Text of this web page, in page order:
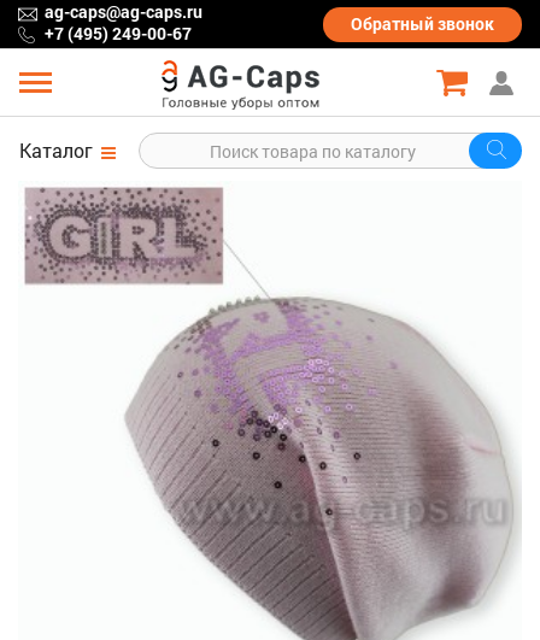
ag-caps@ag-caps.ru
+7 (495) 249-00-67
Обратныйзвонок
Каталог